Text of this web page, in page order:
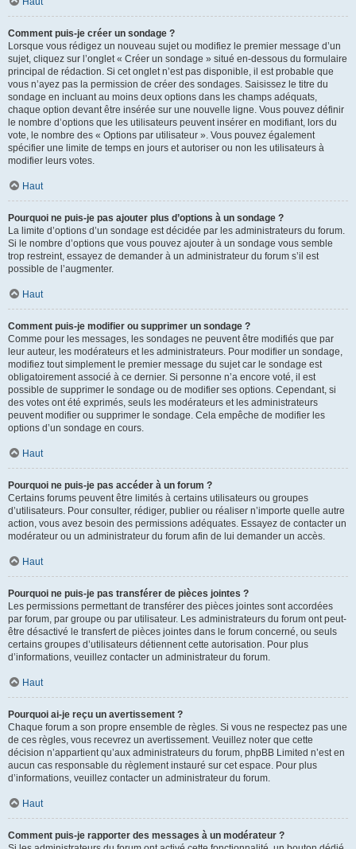
Comment puis-je créer un sondage ?
Lorsque vous rédigez un nouveau sujet ou modifiez le premier message d’un
sujet, cliquez sur l’onglet « Créer un sondage » situé en-dessous du formulaire
principal de rédaction. Si cet onglet n’est pas disponible, il est probable que
vous n’ayez pas la permission de créer des sondages. Saisissez le titre du
sondage en incluant au moins deux options dans les champs adéquats,
chaque option devant être insérée sur une nouvelle ligne. Vous pouvez définir
le nombre d’options que les utilisateurs peuvent insérer en modifiant, lors du
vote, le nombre des « Options par utilisateur ». Vous pouvez également
spécifier une limite de temps en jours et autoriser ou non les utilisateurs à
modifier leurs votes.
Haut
Pourquoi ne puis-je pas ajouter plus d’options à un sondage ?
La limite d’options d’un sondage est décidée par les administrateurs du forum.
Si le nombre d’options que vous pouvez ajouter à un sondage vous semble
trop restreint, essayez de demander à un administrateur du forum s’il est
possible de l’augmenter.
Haut
Comment puis-je modifier ou supprimer un sondage ?
Comme pour les messages, les sondages ne peuvent être modifiés que par
leur auteur, les modérateurs et les administrateurs. Pour modifier un sondage,
modifiez tout simplement le premier message du sujet car le sondage est
obligatoirement associé à ce dernier. Si personne n’a encore voté, il est
possible de supprimer le sondage ou de modifier ses options. Cependant, si
des votes ont été exprimés, seuls les modérateurs et les administrateurs
peuvent modifier ou supprimer le sondage. Cela empêche de modifier les
options d’un sondage en cours.
Haut
Pourquoi ne puis-je pas accéder à un forum ?
Certains forums peuvent être limités à certains utilisateurs ou groupes
d’utilisateurs. Pour consulter, rédiger, publier ou réaliser n’importe quelle autre
action, vous avez besoin des permissions adéquates. Essayez de contacter un
modérateur ou un administrateur du forum afin de lui demander un accès.
Haut
Pourquoi ne puis-je pas transférer de pièces jointes ?
Les permissions permettant de transférer des pièces jointes sont accordées
par forum, par groupe ou par utilisateur. Les administrateurs du forum ont peut-
être désactivé le transfert de pièces jointes dans le forum concerné, ou seuls
certains groupes d’utilisateurs détiennent cette autorisation. Pour plus
d’informations, veuillez contacter un administrateur du forum.
Haut
Pourquoi ai-je reçu un avertissement ?
Chaque forum a son propre ensemble de règles. Si vous ne respectez pas une
de ces règles, vous recevrez un avertissement. Veuillez noter que cette
décision n’appartient qu’aux administrateurs du forum, phpBB Limited n’est en
aucun cas responsable du règlement instauré sur cet espace. Pour plus
d’informations, veuillez contacter un administrateur du forum.
Haut
Comment puis-je rapporter des messages à un modérateur ?